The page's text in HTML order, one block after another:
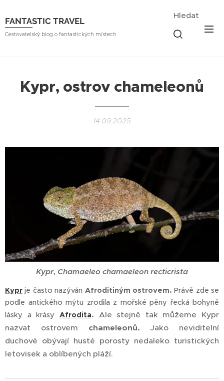
FANTASTIC TRAVEL
Cestovatelský blog o fantastických místech
Hledat
Kypr, ostrov chameleonů
14.09.2025
Kypr, Chamaeleo chamaeleon recticrista
Kypr je často nazýván Afroditiným ostrovem. Právě zde se
podle antického mýtu zrodila z mořské pěny řecká bohyně
lásky a krásy Afrodita. Ale stejně tak můžeme Kypr
nazvat ostrovem chameleonů. Jako neviditelní
duchové obývají husté porosty nedaleko turistických
letovisek a oblíbených pláží.